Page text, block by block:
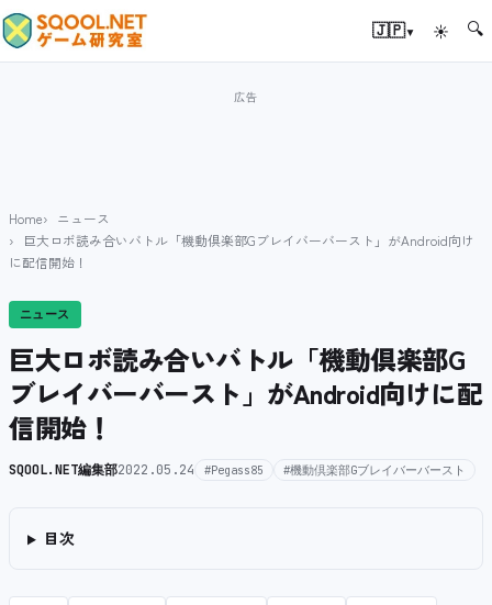
🇯🇵▾ ☀ 🔍
Home
ニュース
巨大ロボ読み合いバトル「機動倶楽部Gブレイバーバースト」がAndroid向け
に配信開始！
ニュース
巨大ロボ読み合いバトル「機動倶楽部G
ブレイバーバースト」がAndroid向けに配
信開始！
SQOOL.NET編集部2022.05.24 #Pegass85 #機動倶楽部Gブレイバーバースト
目次